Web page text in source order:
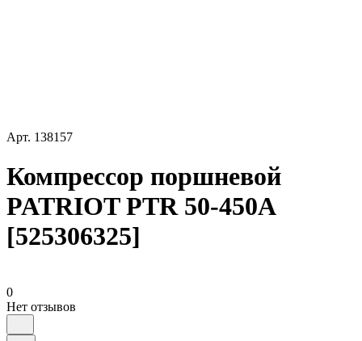
Арт. 138157
Компрессор поршневой
PATRIOT PTR 50-450A
[525306325]
0
Нет отзывов